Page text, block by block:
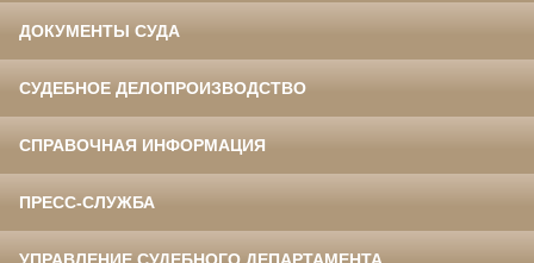
ДОКУМЕНТЫ СУДА
СУДЕБНОЕ ДЕЛОПРОИЗВОДСТВО
СПРАВОЧНАЯ ИНФОРМАЦИЯ
ПРЕСС-СЛУЖБА